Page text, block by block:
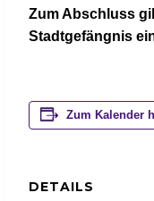
Zum Abschluss
Stadtgefängnis
Zum Kalender
DETAILS